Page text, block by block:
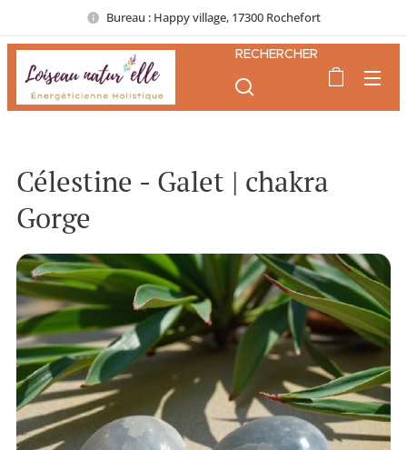
Bureau : Happy village, 17300 Rochefort
RECHERCHER
Célestine - Galet | chakra
Gorge